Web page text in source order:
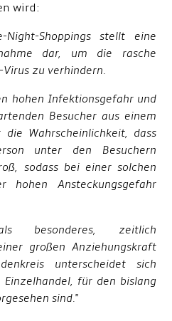
wird:
Shoppings stellt eine
dar, um die rasche
zu verhindern.
hohen Infektionsgefahr und
Besucher aus einem
Wahrscheinlichkeit, dass
unter den Besuchern
sodass bei einer solchen
hohen Ansteckungsgefahr
als besonderes, zeitlich
großen Anziehungskraft
unterscheidet sich
für den bislang
sind."